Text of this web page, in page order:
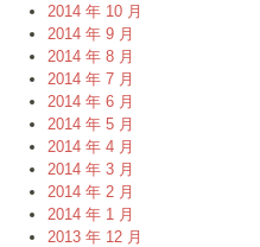
2014 年 10 月
2014 年 9 月
2014 年 8 月
2014 年 7 月
2014 年 6 月
2014 年 5 月
2014 年 4 月
2014 年 3 月
2014 年 2 月
2014 年 1 月
2013 年 12 月